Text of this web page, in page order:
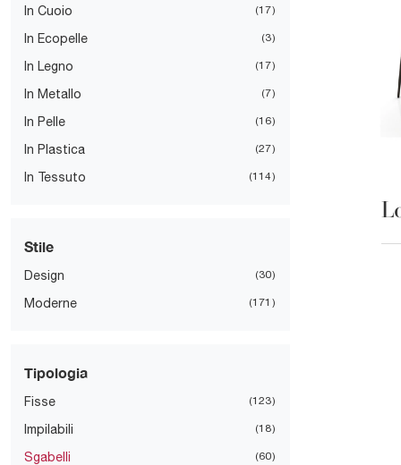
In Cuoio 17
In Ecopelle 3
In Legno 17
In Metallo 7
In Pelle 16
In Plastica 27
In Tessuto 114
Stile
Design 30
Moderne 171
Tipologia
Fisse 123
Impilabili 18
Sgabelli 60